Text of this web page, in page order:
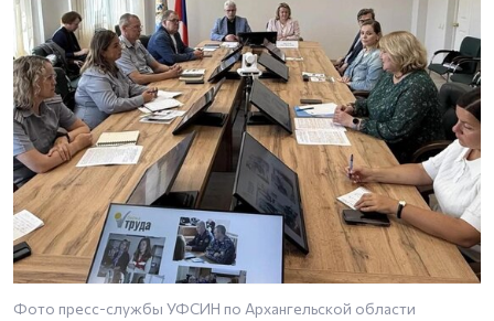
Фото пресс-службы УФСИН по Архангельской области